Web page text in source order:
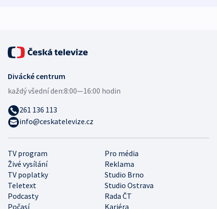
TV program
Pro média
Živé vysílání
Reklama
TV poplatky
Studio Brno
Teletext
Studio Ostrava
Podcasty
Rada ČT
Počasí
Kariéra
Divácké centrum
každý všední den:8:00—16:00 hodin
261 136 113
info@ceskatelevize.cz